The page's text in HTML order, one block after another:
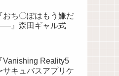
おち〇ぽはもう嫌だ
』森田ギャル式
Vanishing Reality5
サキュバスアプリケ